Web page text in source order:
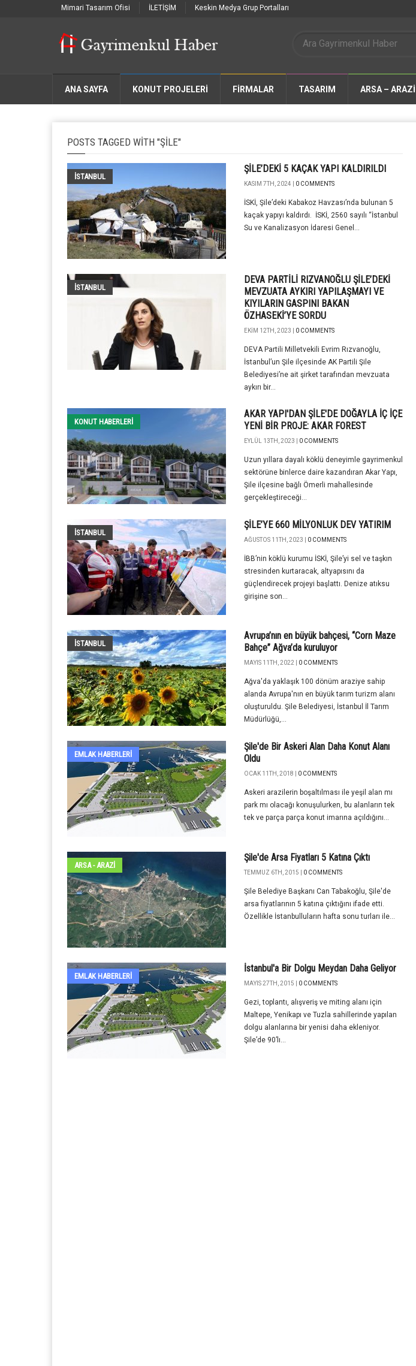
Mimari Tasarım Ofisi İLETİŞİM Keskin Medya Grup Portalları
ANA SAYFA KONUT PROJELERİ FIRMALAR TASARIM ARSA – ARAZİ
POSTS TAGGED WITH "ŞILE"
İSTANBUL
ŞİLE’DEKİ 5 KAÇAK YAPI KALDIRILDI
KASIM 7TH, 2024 | 0 COMMENTS
İSKİ, Şile’deki Kabakoz Havzası’nda bulunan 5
kaçak yapıyı kaldırdı. İSKİ, 2560 sayılı “İstanbul
Su ve Kanalizasyon İdaresi Genel...
İSTANBUL
DEVA PARTİLİ RIZVANOĞLU ŞİLE’DEKİ
MEVZUATA AYKIRI YAPILAŞMAYI VE
KIYILARIN GASPINI BAKAN
ÖZHASEKİ’YE SORDU
EKIM 12TH, 2023 | 0 COMMENTS
DEVA Partili Milletvekili Evrim Rızvanoğlu,
İstanbul’un Şile ilçesinde AK Partili Şile
Belediyesi’ne ait şirket tarafından mevzuata
aykırı bir...
KONUT HABERLERI
AKAR YAPI'DAN ŞİLE'DE DOĞAYLA İÇ İÇE
YENİ BİR PROJE: AKAR FOREST
EYLÜL 13TH, 2023 | 0 COMMENTS
Uzun yıllara dayalı köklü deneyimle gayrimenkul
sektörüne binlerce daire kazandıran Akar Yapı,
Şile ilçesine bağlı Ömerli mahallesinde
gerçekleştireceği...
İSTANBUL
ŞİLE’YE 660 MİLYONLUK DEV YATIRIM
AĞUSTOS 11TH, 2023 | 0 COMMENTS
İBB’nin köklü kurumu İSKİ, Şile’yi sel ve taşkın
stresinden kurtaracak, altyapısını da
güçlendirecek projeyi başlattı. Denize atıksu
girişine son...
İSTANBUL
Avrupa’nın en büyük bahçesi, “Corn Maze
Bahçe” Ağva’da kuruluyor
MAYIS 11TH, 2022 | 0 COMMENTS
Ağva'da yaklaşık 100 dönüm araziye sahip
alanda Avrupa'nın en büyük tarım turizm alanı
oluşturuldu. Şile Belediyesi, İstanbul İl Tarım
Müdürlüğü,...
EMLAK HABERLERI
Şile'de Bir Askeri Alan Daha Konut Alanı
Oldu
OCAK 11TH, 2018 | 0 COMMENTS
Askeri arazilerin boşaltılması ile yeşil alan mı
park mı olacağı konuşulurken, bu alanların tek
tek ve parça parça konut imarına açıldığını...
ARSA - ARAZİ
Şile'de Arsa Fiyatları 5 Katına Çıktı
TEMMUZ 6TH, 2015 | 0 COMMENTS
Şile Belediye Başkanı Can Tabakoğlu, Şile'de
arsa fiyatlarının 5 katına çıktığını ifade etti.
Özellikle İstanbulluların hafta sonu turları ile...
EMLAK HABERLERI
İstanbul'a Bir Dolgu Meydan Daha Geliyor
MAYIS 27TH, 2015 | 0 COMMENTS
Gezi, toplantı, alışveriş ve miting alanı için
Maltepe, Yenikapı ve Tuzla sahillerinde yapılan
dolgu alanlarına bir yenisi daha ekleniyor.
Şile’de 90’lı...